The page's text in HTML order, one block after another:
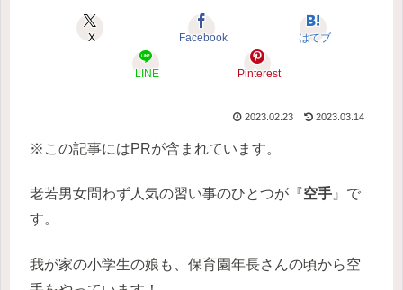
X Facebook はてブ
LINE Pinterest
2023.02.23 2023.03.14
※この記事にはPRが含まれています。
老若男女問わず人気の習い事のひとつが『空手 』で
す。
我が家の小学生の娘も、保育園年長さんの頃から空